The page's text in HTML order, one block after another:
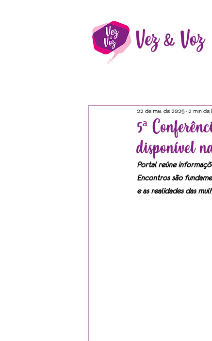
Vez & Voz
5ª
disponível
22 de mai. de 2025 2 min de
Portal reúne
Encontros são
e as realidades das